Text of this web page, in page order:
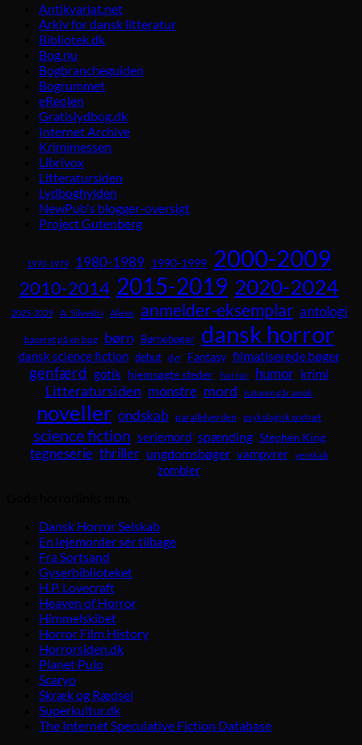
Antikvariat.net
Arkiv for dansk litteratur
Bibliotek.dk
Bog.nu
Bogbrancheguiden
Bogrummet
eReolen
Gratislydbog.dk
Internet Archive
Krimimessen
Librivox
Litteratursiden
Lydboghylden
NewPub's blogger-oversigt
Project Gutenberg
1970-1979 1980-1989 1990-1999 2000-2009
2010-2014 2015-2019 2020-2024
2025-2029 A. Silvestri Aliens anmelder-eksemplar antologi
baseret på en bog børn Børnebøger dansk horror
dansk science fiction debut dyr Fantasy filmatiserede bøger
genfærd gotik hjemsøgte steder horror humor krimi
Litteratursiden monstre mord naturen går amok
noveller ondskab parallelverden psykologisk portræt
science fiction seriemord spænding Stephen King
tegneserie thriller ungdomsbøger vampyrer venskab
zombier
Dansk Horror Selskab
En lejemorder ser tilbage
Fra Sortsand
Gyserbiblioteket
H.P. Lovecraft
Heaven of Horror
Himmelskibet
Horror Film History
Horrorsiden.dk
Planet Pulp
Scaryo
Skræk og Rædsel
Superkultur.dk
The Internet Speculative Fiction Database